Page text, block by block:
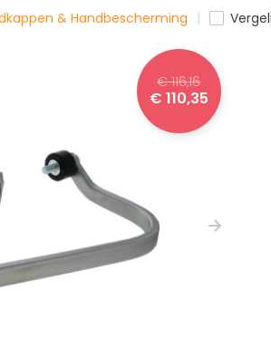
& Handbescherming
€ 116,16
€ 110,35